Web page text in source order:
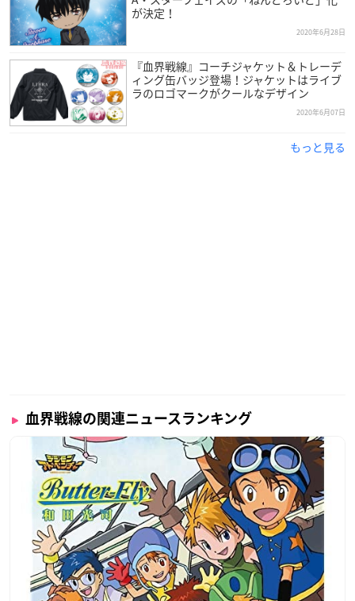
が決定！
2020年6月28日
『血界戦線』コーチジャケット＆トレーデ
ィング缶バッジ登場！ジャケットはライブ
ラのロゴマークがクールなデザイン
2020年6月07日
もっと見る
血界戦線の関連ニュースランキング